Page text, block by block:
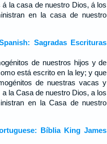
la casa de nuestro Dios, á los
en la casa de nuestro
Sagradas Escrituras
de nuestros hijos y de
está escrito en la ley; y que
de nuestras vacas y
la Casa de nuestro Dios, a los
en la Casa de nuestro
Bíblia King James